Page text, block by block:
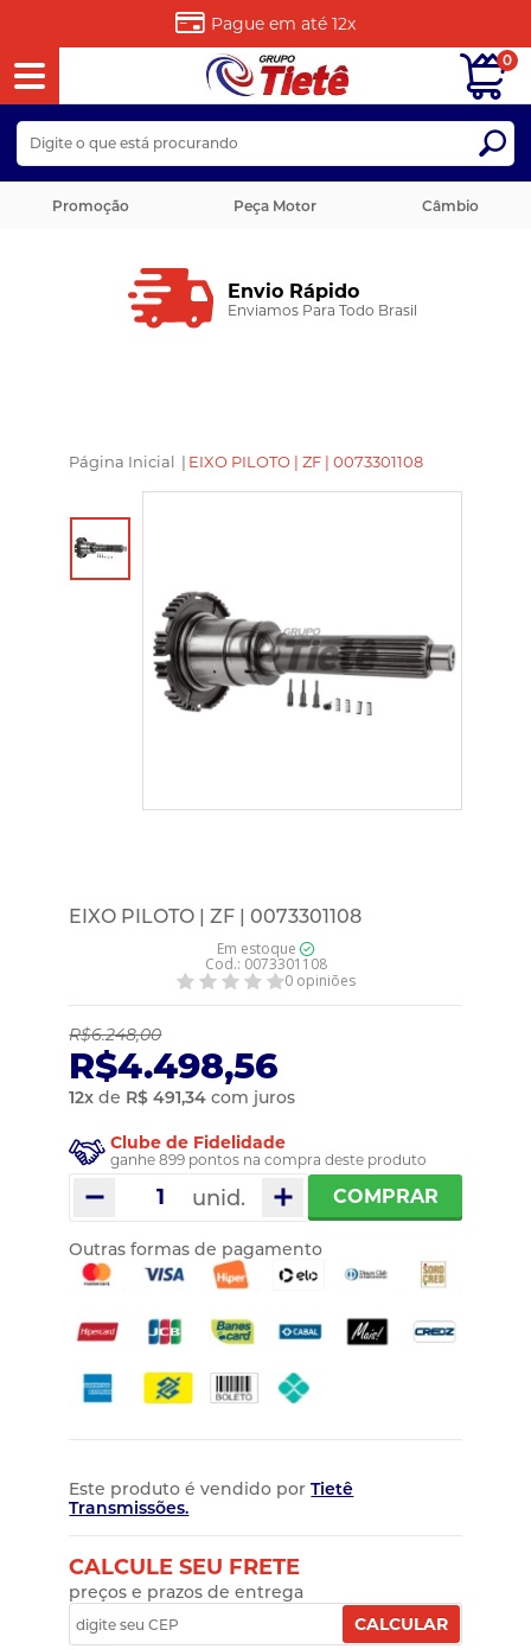
Pague em até 12x
Promoção Peça Motor Câmbio
0
Envio Rápido
Enviamos Para Todo Brasil
Página Inicial | EIXO PILOTO | ZF | 0073301108
EIXO PILOTO | ZF | 0073301108
Em estoque
Cod.: 0073301108
0 opiniões
R$6.248,00
R$4.498,56
12x de R$ 491,34 com juros
Clube de Fidelidade
ganhe 899 pontos na compra deste produto
unid. COMPRAR
Outras formas de pagamento
Este produto é vendido porTietê
Transmissões.
CALCULE SEU FRETE
preços e prazos de entrega
CALCULAR